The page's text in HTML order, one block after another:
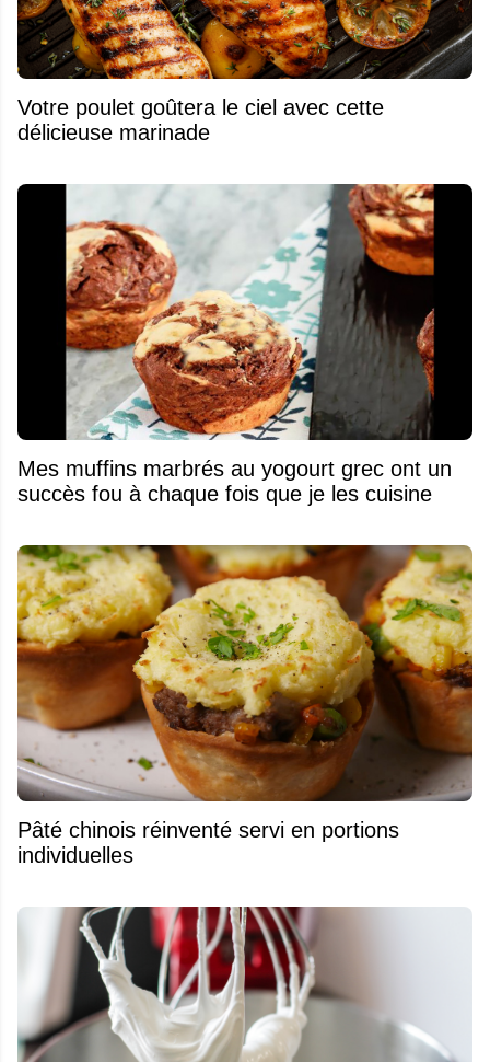
Votre poulet goûtera le ciel avec cette
délicieuse marinade
Mes muffins marbrés au yogourt grec ont un
succès fou à chaque fois que je les cuisine
Pâté chinois réinventé servi en portions
individuelles